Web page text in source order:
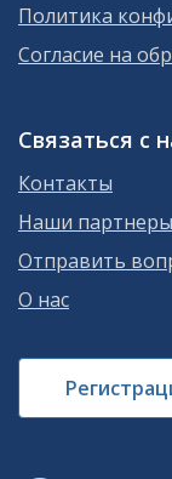
Политика
Согласие на
Связаться с
Контакты
Наши партнеры
Отправить
О нас